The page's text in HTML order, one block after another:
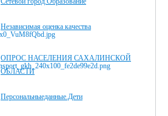
Независимая оценка качества
ОПРОС НАСЕЛЕНИЯ САХАЛИНСКОЙ
ОБЛАСТИ
Персональныеданные.Дети